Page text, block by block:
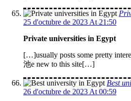
25 d'octubre de 2023 At 21:50
Private universities in Egypt
[…]usually posts some pretty
池e new to this site[…]
Best
26 d'octubre de 2023 At 00:59